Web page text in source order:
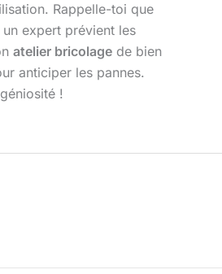
Rappelle-toi que
expert prévient les
atelier bricolage de bien
anticiper les pannes.
!